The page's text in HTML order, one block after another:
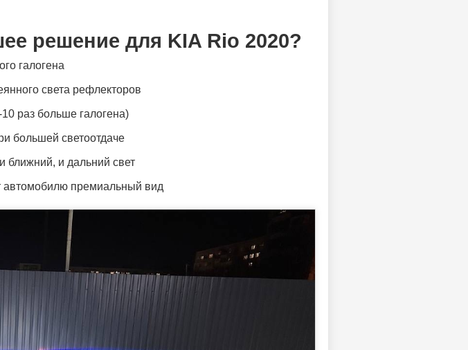
решение для KIA Rio 2020?
галогена
света рефлекторов
раз больше галогена)
большей светоотдаче
ближний, и дальний свет
автомобилю премиальный вид